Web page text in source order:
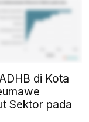
di Kota
Sektor pada